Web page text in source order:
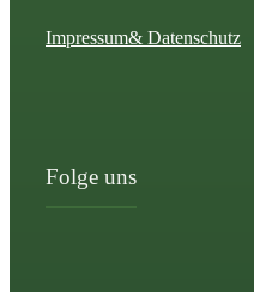
Impressum& Datenschutz
Folge uns